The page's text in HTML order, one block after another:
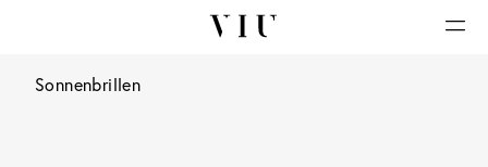
Sonnenbrillen